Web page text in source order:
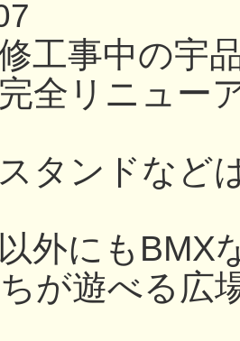
工事中の宇
全リニュー
スタンドなど
外にもBMX
が遊べる広